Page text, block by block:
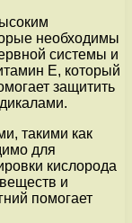
необходимы
системы и
Е, который
защитить
такими как
для
кислорода
и
помогает